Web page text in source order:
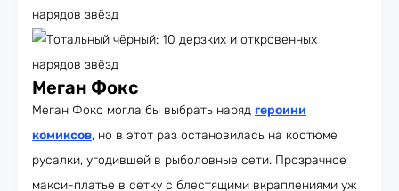
Меган Фокс
Меган Фокс могла бы выбрать наряд героини
комиксов, но в этот раз остановилась на костюме
русалки, угодившей в рыболовные сети. Прозрачное
макси-платье в сетку с блестящими вкраплениями уж